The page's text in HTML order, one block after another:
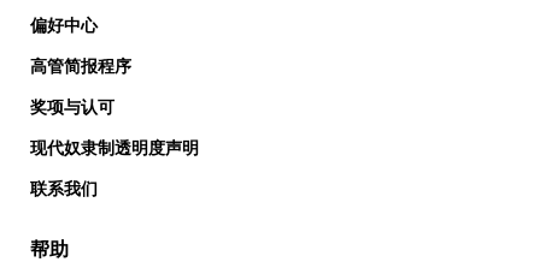
偏好中心
高管简报程序
奖项与认可
现代奴隶制透明度声明
联系我们
帮助